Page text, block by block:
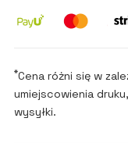
*Cena różni się w
umiejscowienia
wysyłki.